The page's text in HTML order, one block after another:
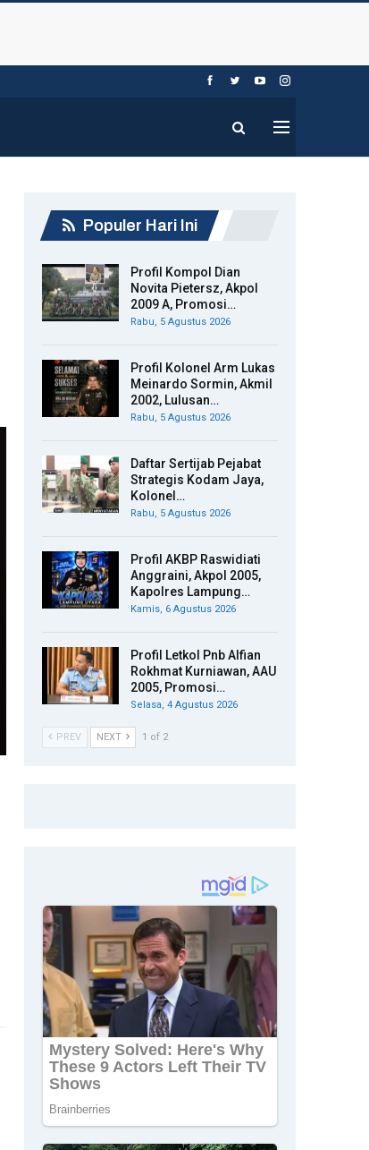
Populer Hari Ini
Profil Kompol Dian
Novita Pietersz, Akpol
2009 A, Promosi…
Rabu, 5 Agustus 2026
Profil Kolonel Arm Lukas
Meinardo Sormin, Akmil
2002, Lulusan…
Rabu, 5 Agustus 2026
Daftar Sertijab Pejabat
Strategis Kodam Jaya,
Kolonel…
Rabu, 5 Agustus 2026
Profil AKBP Raswidiati
Anggraini, Akpol 2005,
Kapolres Lampung…
Kamis, 6 Agustus 2026
Profil Letkol Pnb Alfian
Rokhmat Kurniawan, AAU
2005, Promosi…
Selasa, 4 Agustus 2026
PREV NEXT 1 of 2